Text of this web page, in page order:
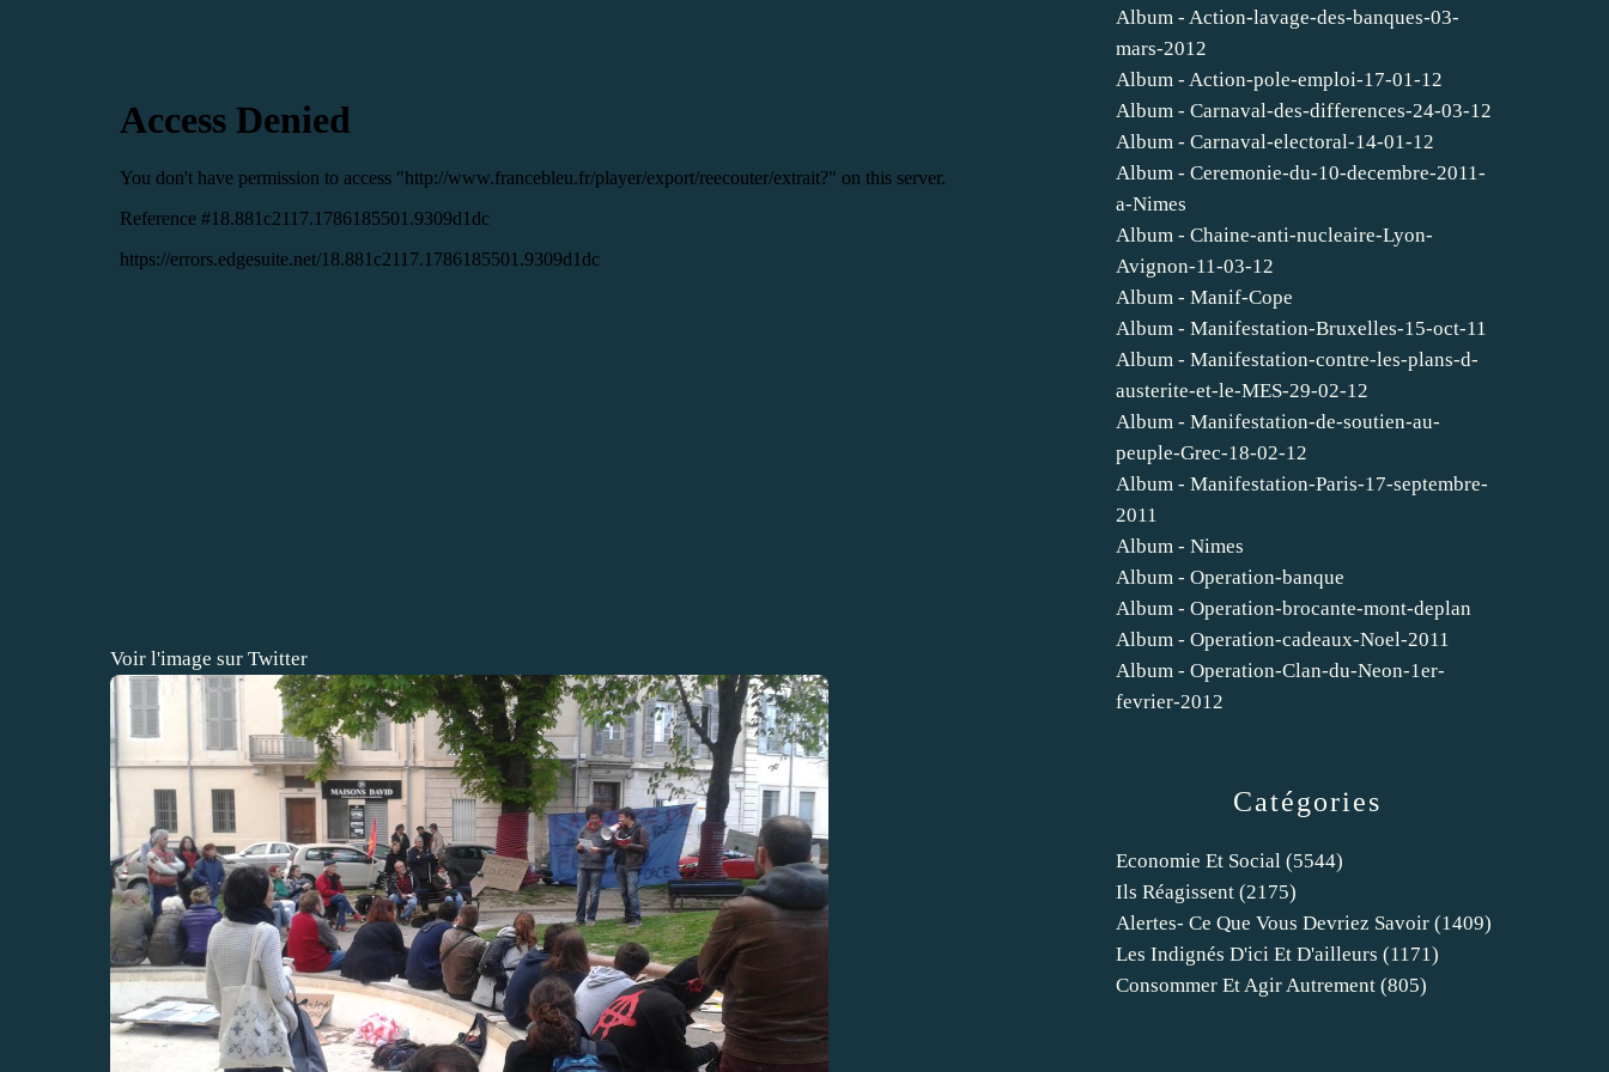
Voir l'image sur Twitter
Catégories
Economie Et Social (5544)
Ils Réagissent (2175)
Alertes- Ce Que Vous Devriez Savoir (1409)
Les Indignés D'ici Et D'ailleurs (1171)
Consommer Et Agir Autrement (805)
Album - Action-lavage-des-banques-03-
mars-2012
Album - Action-pole-emploi-17-01-12
Album - Carnaval-des-differences-24-03-12
Album - Carnaval-electoral-14-01-12
Album - Ceremonie-du-10-decembre-2011-
a-Nimes
Album - Chaine-anti-nucleaire-Lyon-
Avignon-11-03-12
Album - Manif-Cope
Album - Manifestation-Bruxelles-15-oct-11
Album - Manifestation-contre-les-plans-d-
austerite-et-le-MES-29-02-12
Album - Manifestation-de-soutien-au-
peuple-Grec-18-02-12
Album - Manifestation-Paris-17-septembre-
2011
Album - Nimes
Album - Operation-banque
Album - Operation-brocante-mont-deplan
Album - Operation-cadeaux-Noel-2011
Album - Operation-Clan-du-Neon-1er-
fevrier-2012